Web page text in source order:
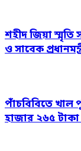
শহীদ জিয়া স্মৃতি
ও সাবেক
পাঁচবিবিতে খাল
হাজার ২৬৫ টাকা